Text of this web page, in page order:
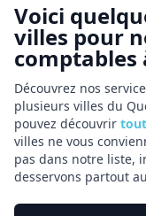
Voici
villes pour
comptables
Découvrez nos
plusieurs villes du
pouvez découvrir
villes ne vous
pas dans notre liste,
desservons partout